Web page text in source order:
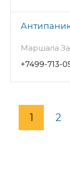
Маршала
+7499-713-
1 2